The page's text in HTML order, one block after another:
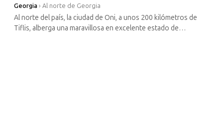
Georgia › Al norte de Georgia
Al norte del país, la ciudad de Oni, a unos 200 kilómetros de
Tiflis, alberga una maravillosa en excelente estado de